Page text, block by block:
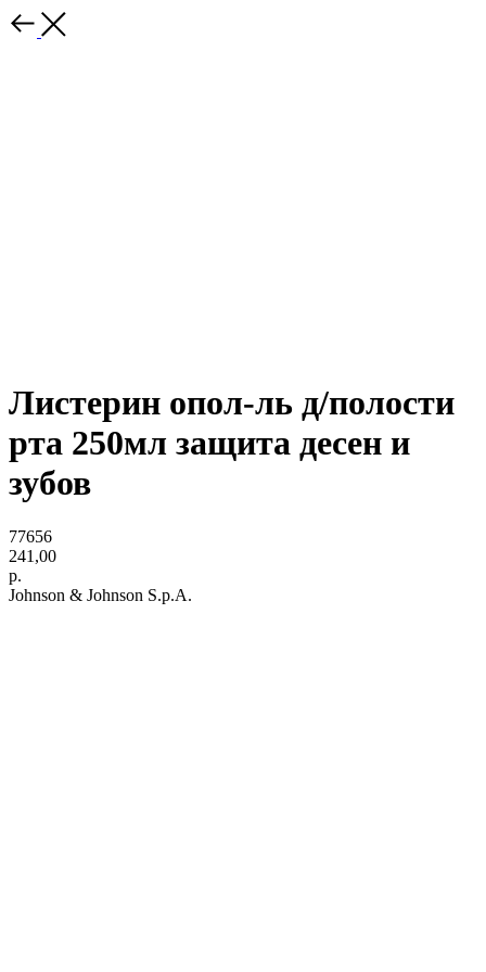
Листерин опол-ль д/полости
рта 250мл защита десен и
зубов
77656
241,00
р.
Johnson & Johnson S.p.A.